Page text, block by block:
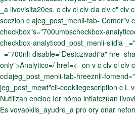
_a livovisita20es. c clv cl clv cla clv c" clv
seczion c ajeg_post_menli-tab- Comer"v
checkbox"s="700umbscheckbox-
checkbox-analyticod_post_menli-slidla
_="700nli-disable="Destczivadi"a"
only">Analytico=/ href=<- on v c clv cl clv
cclajeg_post_menli-tab-hreeznli-
jeg_post_mewt"cli-cookilegescription c L
Nutilizan encioe Ier nómo intlatczúan
Es vovaokils_ayudre_a pro ory onar